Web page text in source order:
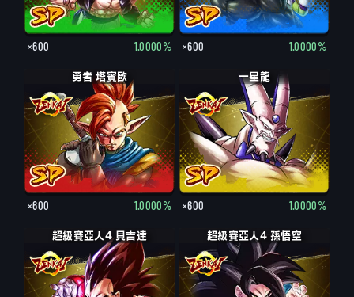
×600 1.0000% ×600 1.0000%
勇者 塔賓歐
×600 1.0000%
一星龍
×600 1.0000%
超級賽亞人4 貝吉達 超級賽亞人4 孫悟空